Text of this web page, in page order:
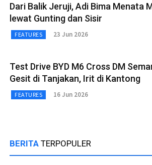
Dari Balik Jeruji, Adi Bima Menata
lewat Gunting dan Sisir
FEATURES 23 Jun 2026
Test Drive BYD M6 Cross DM
Gesit di Tanjakan, Irit di Kantong
FEATURES 16 Jun 2026
BERITA TERPOPULER